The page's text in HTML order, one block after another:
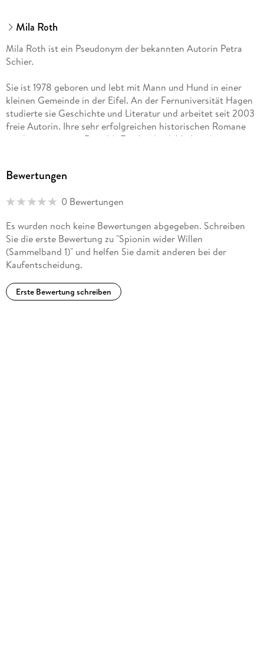
Mila Roth
Mila Roth ist ein Pseudonym der bekannten Autorin Petra
Schier.
Sie ist 1978 geboren und lebt mit Mann und Hund in einer
kleinen Gemeinde in der Eifel. An der Fernuniversität Hagen
studierte sie Geschichte und Literatur und arbeitet seit 2003
freie Autorin. Ihre sehr erfolgreichen historischen Romane
erscheinen u. a. im Rowohlt Taschenbuch Verlag, ihre
verschiedene erfolgreiche Buchserien.
Bewertungen
0 Bewertungen
Es wurden noch keine Bewertungen abgegeben. Schreiben
Sie die erste Bewertung zu "Spionin wider Willen
(Sammelband 1)" und helfen Sie damit anderen bei der
Kaufentscheidung.
Erste Bewertung schreiben